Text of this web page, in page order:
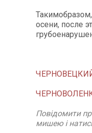
осени, после
Повідомити
мишею і